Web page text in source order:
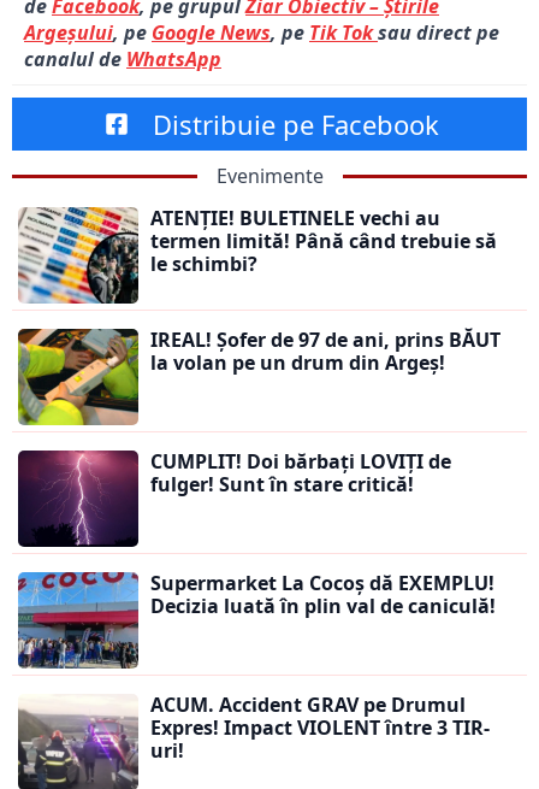
deFacebook, pe grupulZiar Obiectiv – Știrile
Argeșului, pe Google News, pe Tik Toksau direct pe
canalul de WhatsApp
Distribuie pe Facebook
Evenimente
ATENȚIE! BULETINELE vechi au
termen limită! Până când trebuie să
le schimbi?
IREAL! Șofer de 97 de ani, prins BĂUT
la volan pe un drum din Argeș!
CUMPLIT! Doi bărbați LOVIȚI de
fulger! Sunt în stare critică!
Supermarket La Cocoș dă EXEMPLU!
Decizia luată în plin val de caniculă!
ACUM. Accident GRAV pe Drumul
Expres! Impact VIOLENT între 3 TIR-
uri!